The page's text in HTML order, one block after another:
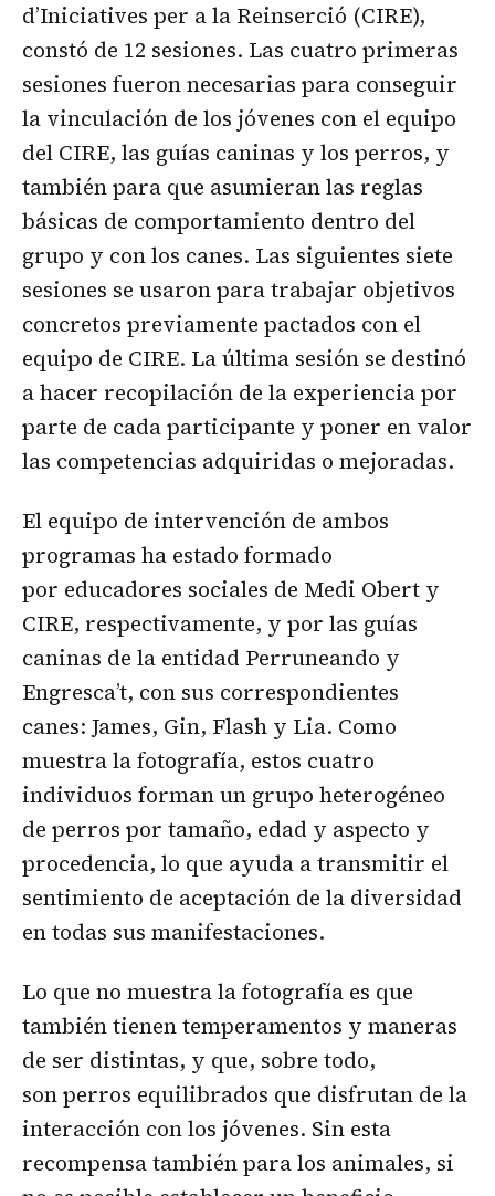
d’Iniciatives per a la Reinserció (CIRE),
constó de 12 sesiones. Las cuatro primeras
sesiones fueron necesarias para conseguir
la vinculación de los jóvenes con el equipo
del CIRE, las guías caninas y los perros, y
también para que asumieran las reglas
básicas de comportamiento dentro del
grupo y con los canes. Las siguientes siete
sesiones se usaron para trabajar objetivos
concretos previamente pactados con el
equipo de CIRE. La última sesión se destinó
a hacer recopilación de la experiencia por
parte de cada participante y poner en valor
las competencias adquiridas o mejoradas.
El equipo de intervención de ambos
programas ha estado formado
por educadores sociales de Medi Obert y
CIRE, respectivamente, y por las guías
caninas de la entidad Perruneando y
Engresca’t, con sus correspondientes
canes: James, Gin, Flash y Lia. Como
muestra la fotografía, estos cuatro
individuos forman un grupo heterogéneo
de perros por tamaño, edad y aspecto y
procedencia, lo que ayuda a transmitir el
sentimiento de aceptación de la diversidad
en todas sus manifestaciones.
Lo que no muestra la fotografía es que
también tienen temperamentos y maneras
de ser distintas, y que, sobre todo,
son perros equilibrados que disfrutan de la
interacción con los jóvenes. Sin esta
recompensa también para los animales, si